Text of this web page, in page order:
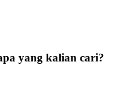
yang kalian cari?